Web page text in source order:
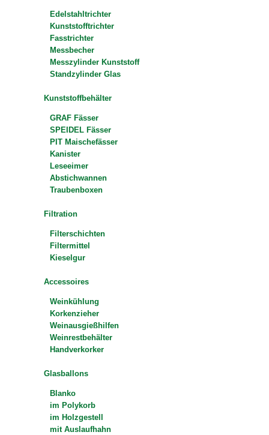
Edelstahltrichter
Kunststofftrichter
Fasstrichter
Messbecher
Messzylinder Kunststoff
Standzylinder Glas
Kunststoffbehälter
GRAF Fässer
SPEIDEL Fässer
PIT Maischefässer
Kanister
Leseeimer
Abstichwannen
Traubenboxen
Filtration
Filterschichten
Filtermittel
Kieselgur
Accessoires
Weinkühlung
Korkenzieher
Weinausgießhilfen
Weinrestbehälter
Handverkorker
Glasballons
Blanko
im Polykorb
im Holzgestell
mit Auslaufhahn